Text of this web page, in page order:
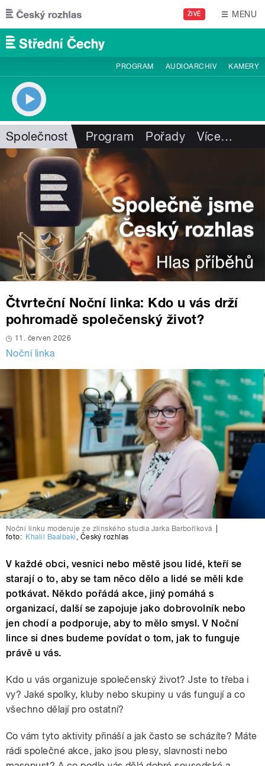
Přejít k hlavnímu obsahu
ŽIVĚ MENU
PROGRAM AUDIOARCHIV KAMERY
Společnost Program Pořady Více…
Čtvrteční Noční linka: Kdo u vás drží
pohromadě společenský život?
11. červen 2026
Noční linka
Noční linku moderuje ze zlínského studia Jarka Barboříková
foto: Khalil Baalbaki , Český rozhlas
V každé obci, vesnici nebo městě jsou lidé, kteří se
starají o to, aby se tam něco dělo a lidé se měli kde
potkávat. Někdo pořádá akce, jiný pomáhá s
organizací, další se zapojuje jako dobrovolník nebo
jen chodí a podporuje, aby to mělo smysl. V Noční
lince si dnes budeme povídat o tom, jak to funguje
právě u vás.
Kdo u vás organizuje společenský život? Jste to třeba i
vy? Jaké spolky, kluby nebo skupiny u vás fungují a co
všechno dělají pro ostatní?
Co vám tyto aktivity přináší a jak často se scházíte? Máte
rádi společné akce, jako jsou plesy, slavnosti nebo